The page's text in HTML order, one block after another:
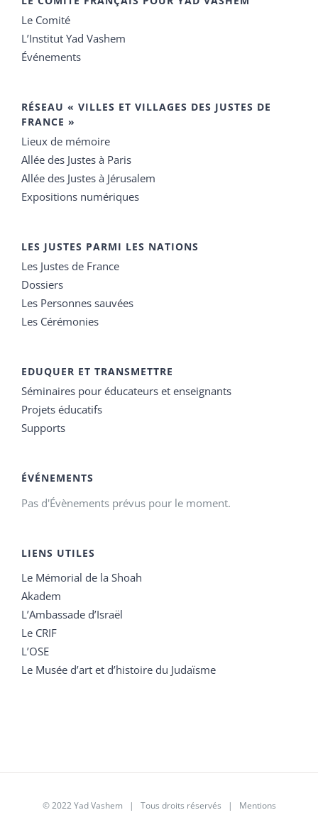
Le Comité
L’Institut Yad Vashem
Événements
RÉSEAU « VILLES ET VILLAGES DES JUSTES DE
FRANCE »
Lieux de mémoire
Allée des Justes à Paris
Allée des Justes à Jérusalem
Expositions numériques
LES JUSTES PARMI LES NATIONS
Les Justes de France
Dossiers
Les Personnes sauvées
Les Cérémonies
EDUQUER ET TRANSMETTRE
Séminaires pour éducateurs et enseignants
Projets éducatifs
Supports
ÉVÉNEMENTS
Pas d'Évènements prévus pour le moment.
LIENS UTILES
Le Mémorial de la Shoah
Akadem
L’Ambassade d’Israël
Le CRIF
L’OSE
Le Musée d’art et d’histoire du Judaïsme
© 2022 Yad Vashem | Tous droits réservés | Mentions